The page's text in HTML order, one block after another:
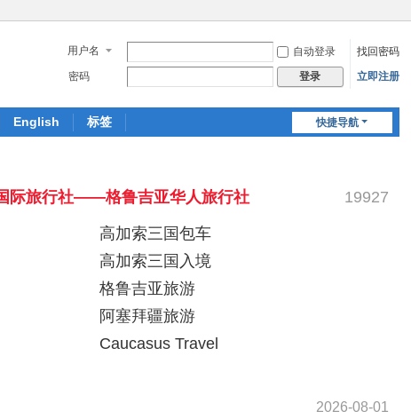
用户名 自动登录
找回密码
密码
登录 立即注册
快捷导航
English 标签
19927
际旅行社——格鲁吉亚华人旅行社
高加索三国包车
高加索三国入境
格鲁吉亚旅游
阿塞拜疆旅游
Caucasus Travel
2026-08-01